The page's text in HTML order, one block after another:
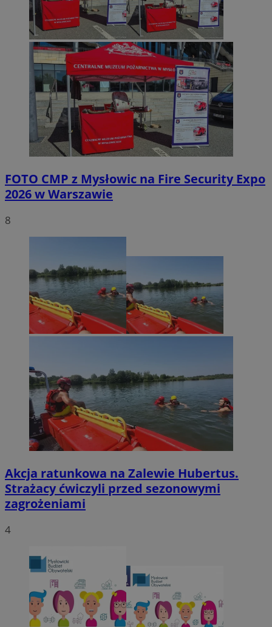
FOTO CMP z Mysłowic na Fire Security Expo
2026 w Warszawie
8
Akcja ratunkowa na Zalewie Hubertus.
Strażacy ćwiczyli przed sezonowymi
zagrożeniami
4